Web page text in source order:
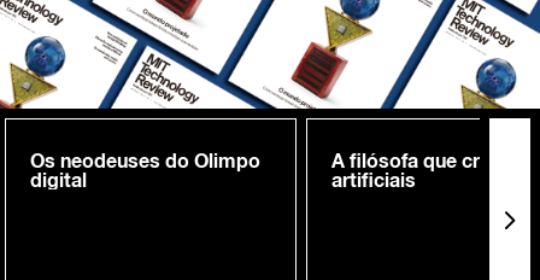
Os neodeuses do Olimpo
digital
A filósofa que cria
artificiais